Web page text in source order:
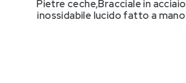
Pietre ceche,Bracciale in acciaio
inossidabile lucido fatto a mano